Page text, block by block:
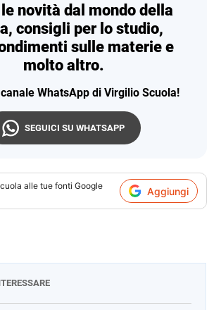
novità dal mondo della
consigli per lo studio,
sulle materie e
molto altro.
WhatsApp di Virgilio Scuola!
SEGUICI SU WHATSAPP
alle tue fonti Google
Aggiungi